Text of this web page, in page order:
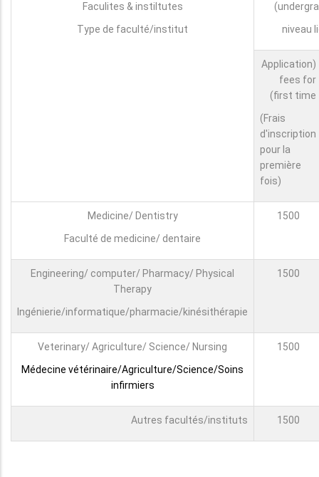
Faculites & instiltutes
Type de faculté/institut
niveau
(Application
fees for
first time)
(Frais
d'inscription
pour la
première
fois)
Medicine/ Dentistry
Faculté de medicine/ dentaire
1500
Engineering/ computer/ Pharmacy/ Physical
Therapy
Ingénierie/informatique/pharmacie/kinésithérapie
1500
Veterinary/ Agriculture/ Science/ Nursing
Médecine vétérinaire/Agriculture/Science/Soins
infirmiers
1500
Autres facultés/instituts 1500